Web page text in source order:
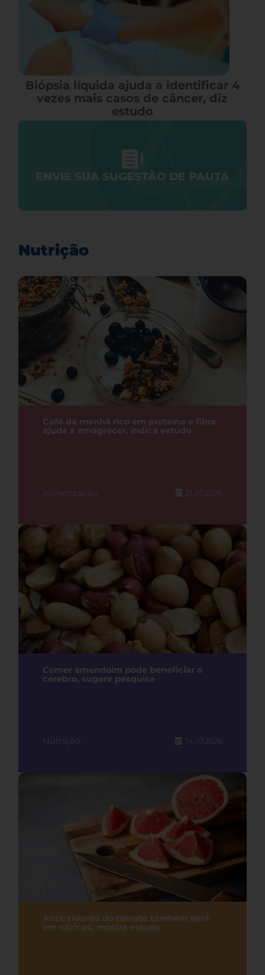
Biópsia líquida ajuda a identificar 4
vezes mais casos de câncer, diz
estudo
ENVIE SUA SUGESTÃO DE PAUTA
Nutrição
Café da manhã rico em proteína e fibra
ajuda a emagrecer, indica estudo
Alimentação 21.07.2026
Comer amendoim pode beneficiar o
cérebro, sugere pesquisa
Nutrição 14.07.2026
Antioxidante do tomate também está
em cítricas, mostra estudo